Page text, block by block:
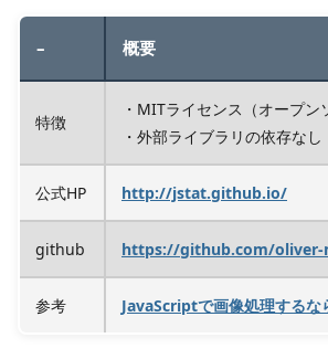
– 概要
特徴
・MITライセンス（オープン
・外部ライブラリの依存なし
公式HP http://jstat.github.io/
github https://github.com/
参考 JavaScriptで画像処理する